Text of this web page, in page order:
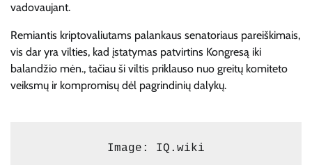
vadovaujant.
Remiantis kriptovaliutams palankaus senatoriaus pareiškimais,
vis dar yra vilties, kad įstatymas patvirtins Kongresą iki
balandžio mėn., tačiau ši viltis priklauso nuo greitų komiteto
veiksmų ir kompromisų dėl pagrindinių dalykų.
Image: IQ.wiki